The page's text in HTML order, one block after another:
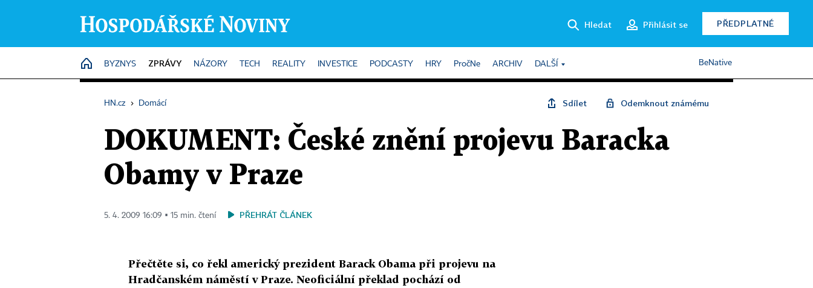
Hledat Přihlásit se PŘEDPLATNÉ
HOME
BYZNYS ZPRÁVY NÁZORY TECH REALITY INVESTICE PODCASTY HRY PročNe ARCHIV DALŠÍ BeNative
HN.cz › Domácí Sdílet Odemknout známému
DOKUMENT: České znění projevu Baracka
Obamy v Praze
5. 4. 2009 16:09 ▪ 15 min. čtení PŘEHRÁT ČLÁNEK
Přečtěte si, co řekl americký prezident Barack Obama při projevu na
Hradčanském náměstí v Praze. Neoficiální překlad pochází od